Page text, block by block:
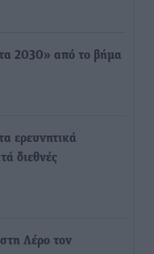
2030» από το βήμα
ερευνητικά
διεθνές
Λέρο τον